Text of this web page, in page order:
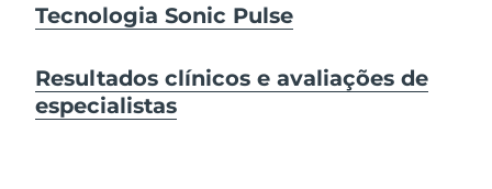
Tecnologia Sonic Pulse
Resultados clínicos e avaliações de
especialistas